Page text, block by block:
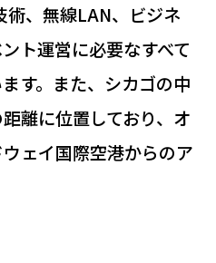
術、無線LAN、ビジネ
ト運営に必要なすべて
す。また、シカゴの中
離に位置しており、オ
ェイ国際空港からのア